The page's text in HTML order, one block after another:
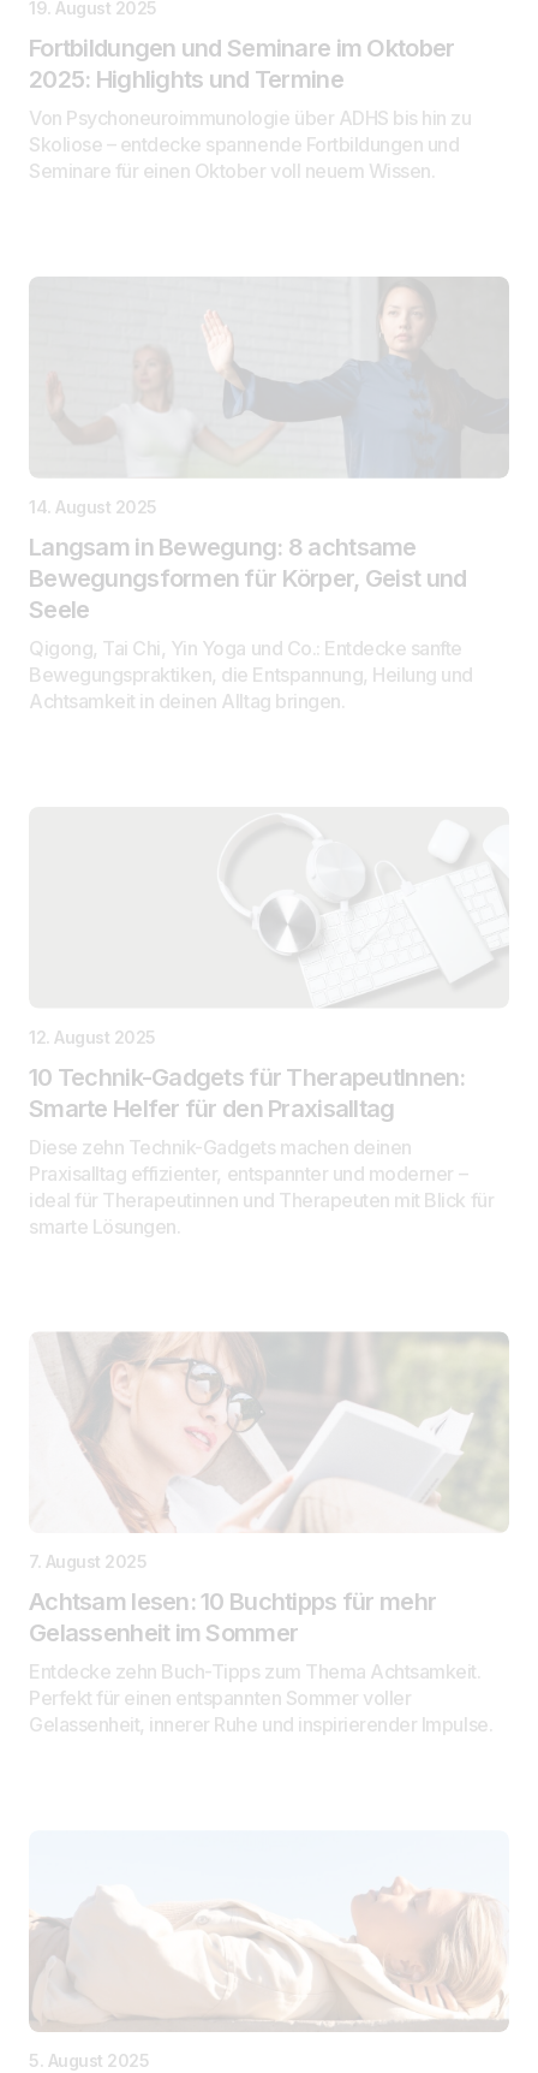
19. August 2025
Fortbildungen und Seminare im Oktober
2025: Highlights und Termine
Von Psychoneuroimmunologie über ADHS bis hin zu
Skoliose – entdecke spannende Fortbildungen und
Seminare für einen Oktober voll neuem Wissen.
14. August 2025
Langsam in Bewegung: 8 achtsame
Bewegungsformen für Körper, Geist und
Seele
Qigong, Tai Chi, Yin Yoga und Co.: Entdecke sanfte
Bewegungspraktiken, die Entspannung, Heilung und
Achtsamkeit in deinen Alltag bringen.
12. August 2025
10 Technik-Gadgets für TherapeutInnen:
Smarte Helfer für den Praxisalltag
Diese zehn Technik-Gadgets machen deinen
Praxisalltag effizienter, entspannter und moderner –
ideal für Therapeutinnen und Therapeuten mit Blick für
smarte Lösungen.
7. August 2025
Achtsam lesen: 10 Buchtipps für mehr
Gelassenheit im Sommer
Entdecke zehn Buch-Tipps zum Thema Achtsamkeit.
Perfekt für einen entspannten Sommer voller
Gelassenheit, innerer Ruhe und inspirierender Impulse.
5. August 2025